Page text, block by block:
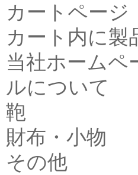
カートページ
カート内に製
当社ホームペ
ルについて
鞄
財布・小物
その他